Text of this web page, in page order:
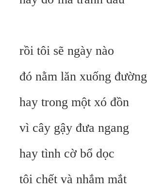
rồi tôi sẽ ngày nào
đó nằm lăn xuống đường
hay trong một xó đồn
vì cây gậy đưa ngang
hay tình cờ bổ dọc
tôi chết và nhắm mắt